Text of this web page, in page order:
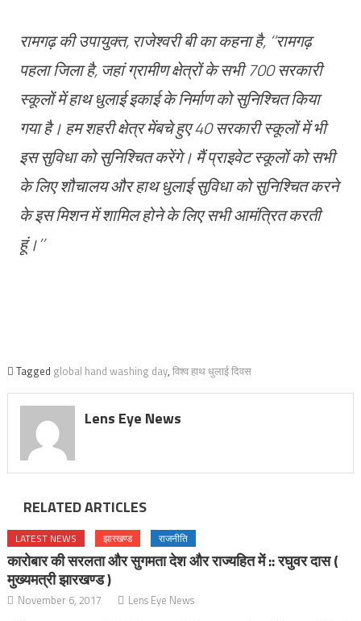
रामगढ़ की उपायुक्त, राजेश्वरी बी का कहना है, ‘‘रामगढ़
पहला जिला है, जहां ग्रामीण क्षेत्रों के सभी 700 सरकारी
स्कूलों में हाथ धुलाई इकाई के निर्माण को सुनिश्चित किया
गया है। हम शहरी क्षेत्र मेंबचे हुए 40 सरकारी स्कूलों में भी
इस सुविधा को सुनिश्चित करेंगे। मैं प्राइवेट स्कूलों को सभी
के लिए शौचालय और हाथ धुलाई सुविधा को सुनिश्चित करने
के इस मिशन में शामिल होने के लिए सभी आमंत्रित करती
हूं।’’
Tagged global hand washing day, विश्व हाथ धुलाई दिवस
Lens Eye News
RELATED ARTICLES
LATEST NEWS झारखण्ड राजनीति
कारोबार की सरलता और सुगमता देश और राज्यहित में :: रघुवर दास (
मुख्यमत्री झारखण्ड )
November 6, 2017 Lens Eye News